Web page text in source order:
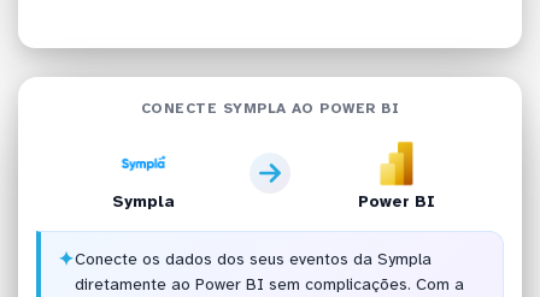
CONECTE SYMPLA AO POWER BI
Sympla Power BI
✦Conecte os dados dos seus eventos da Sympla
diretamente ao Power BI sem complicações. Com a